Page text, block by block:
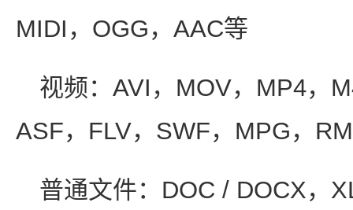
MIDI，OGG，AAC等
视频：AVI，MOV，MP4，
ASF，FLV，SWF，MPG，
普通文件：DOC / DOCX，